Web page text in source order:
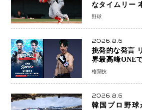
なタイムリー
笑顔で歓喜
野球
2026.8.6
挑発的な発言
界最高峰ONE
キックボクシ
格闘技
2026.8.6
韓国プロ野球